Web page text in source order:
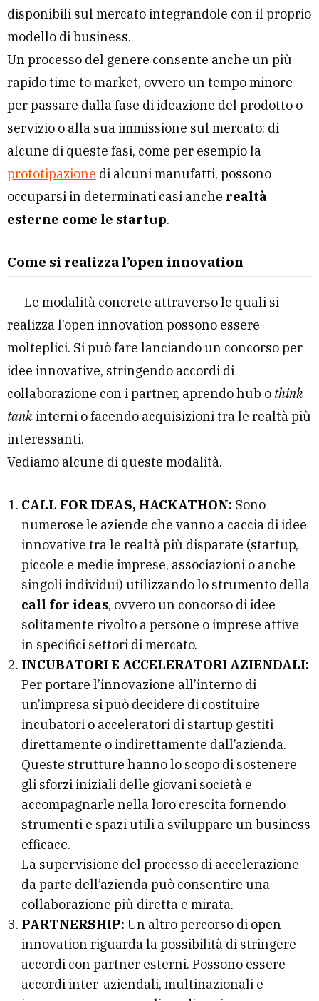
disponibili sul mercato integrandole con il proprio
modello di business.
Un processo del genere consente anche un più
rapido time to market, ovvero un tempo minore
per passare dalla fase di ideazione del prodotto o
servizio o alla sua immissione sul mercato: di
alcune di queste fasi, come per esempio la
prototipazione di alcuni manufatti, possono
occuparsi in determinati casi anche realtà
esterne come le startup.
Come si realizza l’open innovation
Le modalità concrete attraverso le quali si
realizza l’open innovation possono essere
molteplici. Si può fare lanciando un concorso per
idee innovative, stringendo accordi di
collaborazione con i partner, aprendo hub o think
tankinterni o facendo acquisizioni tra le realtà più
interessanti.
Vediamo alcune di queste modalità.
CALL FOR IDEAS, HACKATHON: Sono
numerose le aziende che vanno a caccia di idee
innovative tra le realtà più disparate (startup,
piccole e medie imprese, associazioni o anche
singoli individui) utilizzando lo strumento della
call for ideas, ovvero un concorso di idee
solitamente rivolto a persone o imprese attive
in specifici settori di mercato.
INCUBATORI E ACCELERATORI AZIENDALI:
Per portare l’innovazione all’interno di
un’impresa si può decidere di costituire
incubatori o acceleratori di startup gestiti
direttamente o indirettamente dall’azienda.
Queste strutture hanno lo scopo di sostenere
gli sforzi iniziali delle giovani società e
accompagnarle nella loro crescita fornendo
strumenti e spazi utili a sviluppare un business
efficace.
La supervisione del processo di accelerazione
da parte dell’azienda può consentire una
collaborazione più diretta e mirata.
PARTNERSHIP: Un altro percorso di open
innovation riguarda la possibilità di stringere
accordi con partner esterni. Possono essere
accordi inter-aziendali, multinazionali e